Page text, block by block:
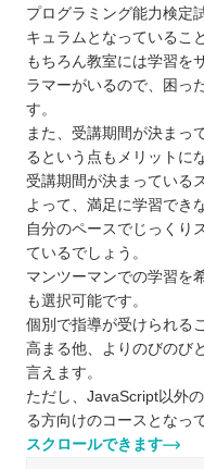
プログラミング能力検定
キュラムとなっているこ
もちろん教室には学習を
ラマーがいるので、困っ
す。
また、受講期間が決まっ
るという点もメリットに
受講期間が決まっている
よって、満足に学習でき
自分のペースでじっくり
ているでしょう。
マンツーマンでの学習を
も選択可能です。
個別で指導が受けられる
高まる他、よりのびのび
言えます。
ただし、JavaScript以外
る方向けのコースとなっ
スクロールできます